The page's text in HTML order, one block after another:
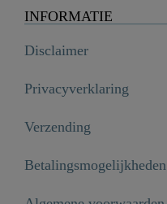
INFORMATIE
Disclaimer
Privacyverklaring
Verzending
Betalingsmogelijkheden